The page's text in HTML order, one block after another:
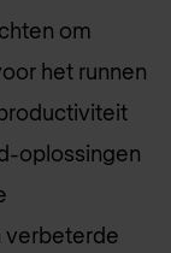
om
het runnen
oplossingen
verbeterde